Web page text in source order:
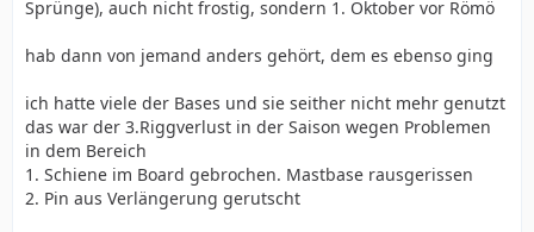
Sprünge), auch nicht frostig, sondern 1. Oktober vor Römö
hab dann von jemand anders gehört, dem es ebenso ging
ich hatte viele der Bases und sie seither nicht mehr genutzt
das war der 3.Riggverlust in der Saison wegen Problemen
in dem Bereich
1. Schiene im Board gebrochen. Mastbase rausgerissen
2. Pin aus Verlängerung gerutscht